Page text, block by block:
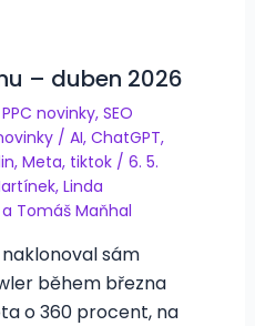
– duben 2026
PPC novinky, SEO
/ AI, ChatGPT,
, Meta, tiktok/ 6. 5.
, Linda
a Tomáš Maňhal
sám
během března
o 360 procent, na